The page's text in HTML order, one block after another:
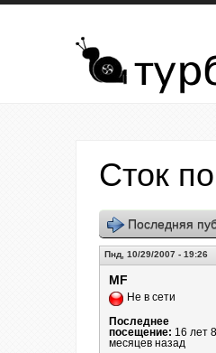
Перейти к основному содержанию
Сток
Последняя
Пнд, 10/29/2007 - 19:26
MF
Не в сети
Последнее
посещение: 16 лет 8
месяцев назад